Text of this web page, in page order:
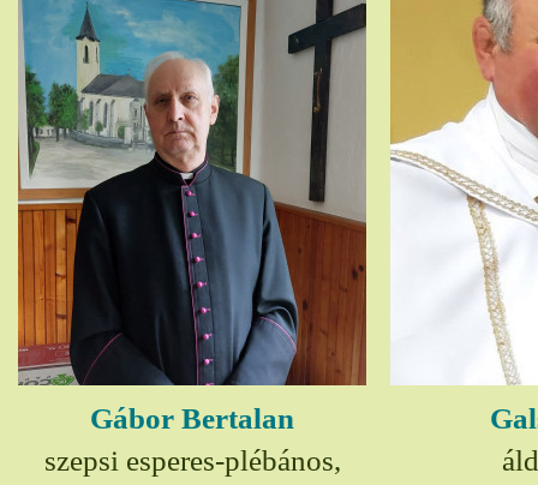
Gábor Bertalan
szepsi esperes-plébános,